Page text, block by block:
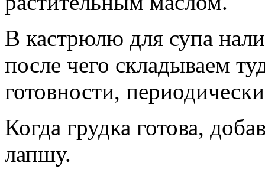
В кастрюлю для супа
после чего складываем
готовности,
Когда грудка готова,
лапшу.